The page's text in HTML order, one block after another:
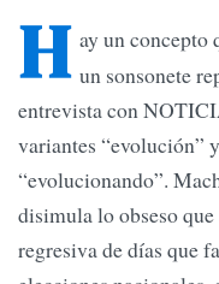
H ay un concepto
un sonsonete
entrevista con
variantes “evolución”
“evolucionando”.
disimula lo obseso
regresiva de días que